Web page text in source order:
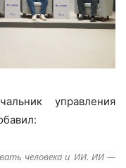
управления
человека и ИИ. ИИ —